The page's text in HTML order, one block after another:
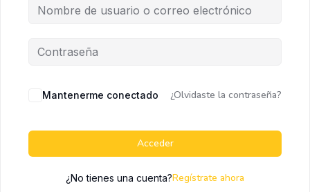
Mantenerme conectado ¿Olvidaste la contraseña?
Acceder
¿No tienes una cuenta?Regístrate ahora